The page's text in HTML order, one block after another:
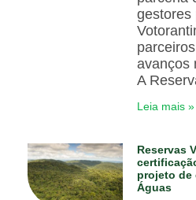
gestores
avanços
A
Leia mais »
Reservas
projeto de
Águas